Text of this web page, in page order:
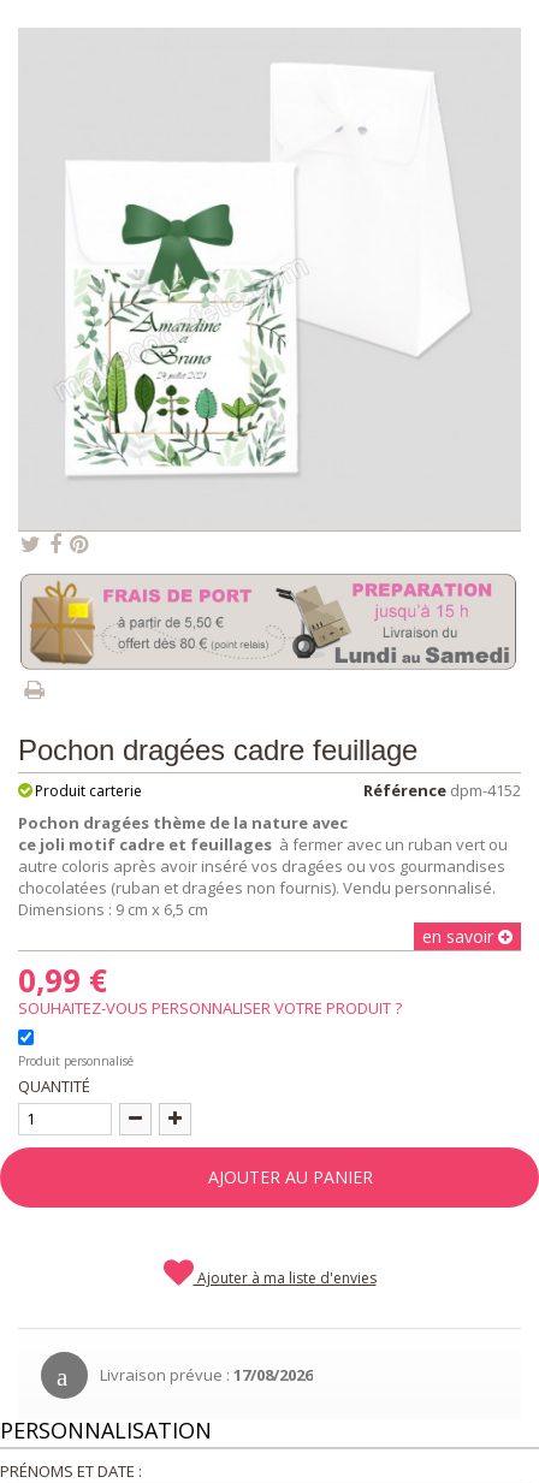
Pochon dragées cadre feuillage
Référence dpm-4152
Produit carterie
Pochon dragées thème de la nature avec
ce joli motif cadre et feuillages à fermer avec un ruban vert ou
autre coloris après avoir inséré vos dragées ou vos gourmandises
chocolatées (ruban et dragées non fournis). Vendu personnalisé.
Dimensions : 9 cm x 6,5 cm
en savoir
0,99 €
Produit personnalisé
QUANTITÉ
AJOUTER AU PANIER
Ajouter à ma liste d'envies
Livraison prévue : 17/08/2026
PERSONNALISATION
PRÉNOMS ET DATE :